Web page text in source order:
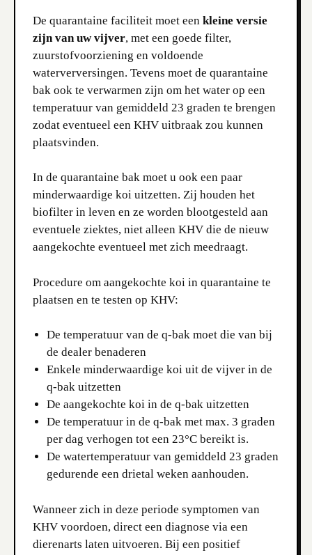
De quarantaine faciliteit moet een kleine versie
zijn van uw vijver, met een goede filter,
zuurstofvoorziening en voldoende
waterverversingen. Tevens moet de quarantaine
bak ook te verwarmen zijn om het water op een
temperatuur van gemiddeld 23 graden te brengen
zodat eventueel een KHV uitbraak zou kunnen
plaatsvinden.
In de quarantaine bak moet u ook een paar
minderwaardige koi uitzetten. Zij houden het
biofilter in leven en ze worden blootgesteld aan
eventuele ziektes, niet alleen KHV die de nieuw
aangekochte eventueel met zich meedraagt.
Procedure om aangekochte koi in quarantaine te
plaatsen en te testen op KHV:
De temperatuur van de q-bak moet die van bij
de dealer benaderen
Enkele minderwaardige koi uit de vijver in de
q-bak uitzetten
De aangekochte koi in de q-bak uitzetten
De temperatuur in de q-bak met max. 3 graden
per dag verhogen tot een 23°C bereikt is.
De watertemperatuur van gemiddeld 23 graden
gedurende een drietal weken aanhouden.
Wanneer zich in deze periode symptomen van
KHV voordoen, direct een diagnose via een
dierenarts laten uitvoeren. Bij een positief